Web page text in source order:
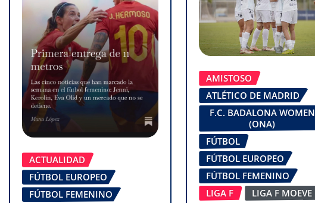
ACTUALIDAD
FÚTBOL EUROPEO
FÚTBOL FEMENINO
AMISTOSO
ATLÉTICO DE MADRID
F.C. BADALONA WOMEN
(ONA)
FÚTBOL
FÚTBOL EUROPEO
FÚTBOL FEMENINO
LIGA F
LIGA F MOEVE